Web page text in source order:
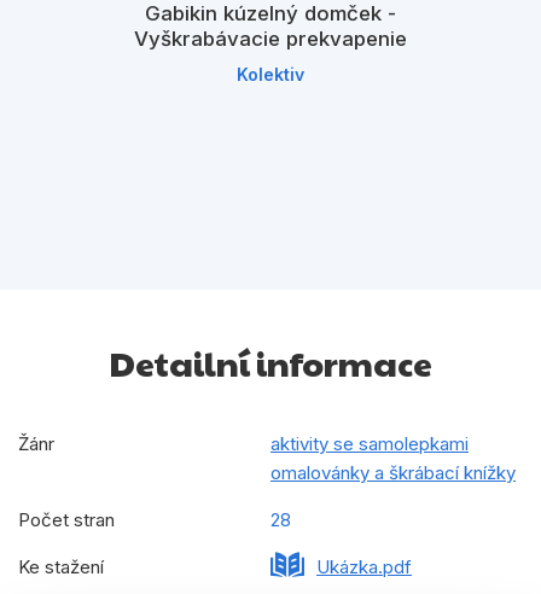
Gabikin kúzelný domček -
Vyškrabávacie prekvapenie
Kolektiv
Detailní informace
Žánr
aktivity se samolepkami
omalovánky a škrábací knížky
Počet stran 28
Ke stažení Ukázka.pdf